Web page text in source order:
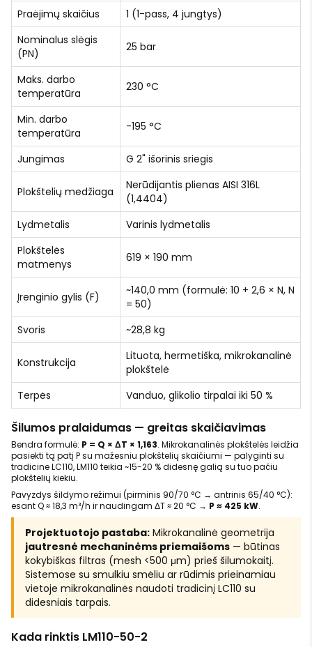
Praėjimų skaičius
1 (1-pass, 4 jungtys)
Nominalus slėgis
(PN)
25 bar
Maks. darbo
temperatūra
230 °C
Min. darbo
temperatūra
-195 °C
Jungimas G 2" išorinis sriegis
Plokštelių medžiaga
Nerūdijantis plienas AISI 316L
(1,4404)
Lydmetalis
Varinis lydmetalis
Plokštelės
matmenys
619 × 190 mm
Įrenginio gylis (F)
~140,0 mm (formulė: 10 + 2,6 × N, N
= 50)
Svoris
~28,8 kg
Konstrukcija
Lituota, hermetiška, mikrokanalinė
plokštelė
Terpės
Vanduo, glikolio tirpalai iki 50 %
Šilumos pralaidumas — greitas skaičiavimas
Bendra formulė: P = Q × ΔT × 1,163. Mikrokanalinės plokštelės leidžia
pasiekti tą patį P su mažesniu plokštelių skaičiumi — palyginti su
tradicine LC110, LM110 teikia ~15-20 % didesnę galią su tuo pačiu
plokštelių kiekiu.
Pavyzdys šildymo režimui (pirminis 90/70 °C → antrinis 65/40 °C):
esant Q ≈ 18,3 m³/h ir naudingam ΔT ≈ 20 °C → P ≈ 425 kW.
Projektuotojo pastaba: Mikrokanalinė geometrija
jautresnė mechaninėms priemaišoms — būtinas
kokybiškas filtras (mesh <500 μm) prieš šilumokaitį.
Sistemose su smulkiu smėliu ar rūdimis prieinamiau
vietoje mikrokanalinės naudoti tradicinį LC110 su
didesniais tarpais.
Kada rinktis LM110-50-2